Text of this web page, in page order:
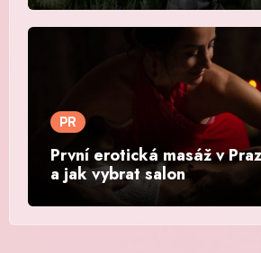
PR
První erotická masáž v
a jak vybrat salon